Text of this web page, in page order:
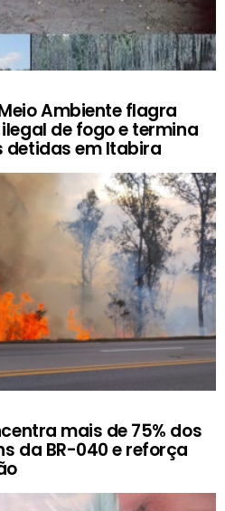
Ambiente flagra
de fogo e termina
detidas em Itabira
mais de 75% dos
da BR-040 e reforça